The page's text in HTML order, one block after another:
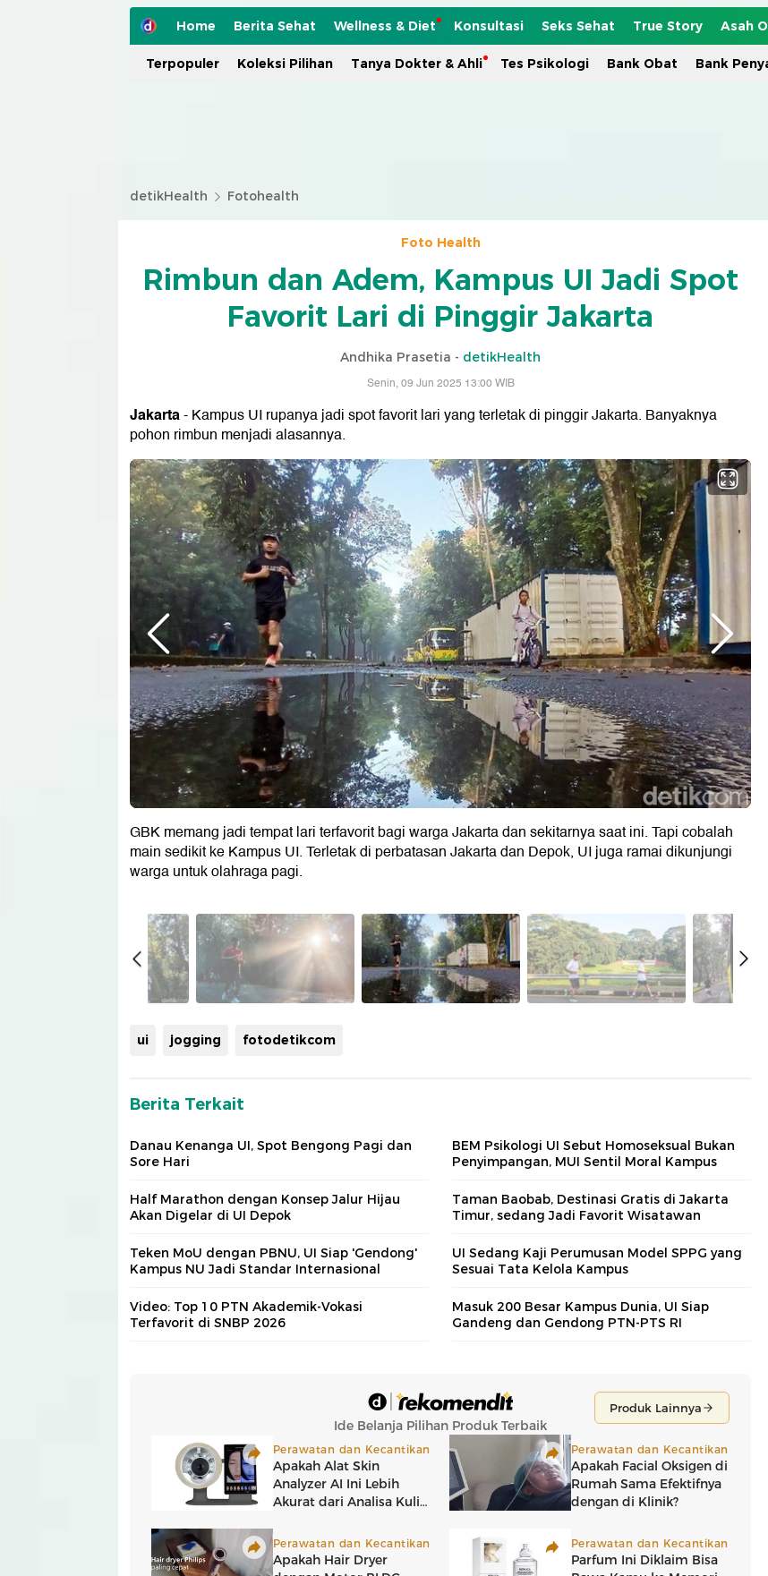
Home Berita Sehat Wellness & Diet Konsultasi Seks Sehat True Story Asah
Terpopuler Koleksi Pilihan Tanya Dokter & Ahli Tes Psikologi Bank Obat Bank
detikHealth Fotohealth
Foto Health
Rimbun dan Adem, Kampus UI Jadi Spot
Favorit Lari di Pinggir Jakarta
Andhika Prasetia - detikHealth
Senin, 09 Jun 2025 13:00 WIB
Jakarta- Kampus UI rupanya jadi spot favorit lari yang terletak di pinggir Jakarta. Banyaknya
pohon rimbun menjadi alasannya.
GBK memang jadi tempat lari terfavorit bagi warga Jakarta dan sekitarnya saat ini. Tapi cobalah
main sedikit ke Kampus UI. Terletak di perbatasan Jakarta dan Depok, UI juga ramai dikunjungi
warga untuk olahraga pagi.
ui jogging fotodetikcom
Berita Terkait
Danau Kenanga UI, Spot Bengong Pagi dan
Sore Hari
BEM Psikologi UI Sebut Homoseksual Bukan
Penyimpangan, MUI Sentil Moral Kampus
Half Marathon dengan Konsep Jalur Hijau
Akan Digelar di UI Depok
Taman Baobab, Destinasi Gratis di Jakarta
Timur, sedang Jadi Favorit Wisatawan
Teken MoU dengan PBNU, UI Siap 'Gendong'
Kampus NU Jadi Standar Internasional
UI Sedang Kaji Perumusan Model SPPG yang
Sesuai Tata Kelola Kampus
Video: Top 10 PTN Akademik-Vokasi
Terfavorit di SNBP 2026
Masuk 200 Besar Kampus Dunia, UI Siap
Gandeng dan Gendong PTN-PTS RI